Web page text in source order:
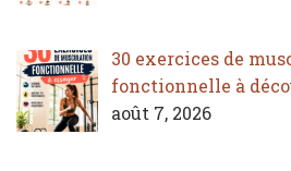
30 exercices de
fonctionnelle à
août 7, 2026